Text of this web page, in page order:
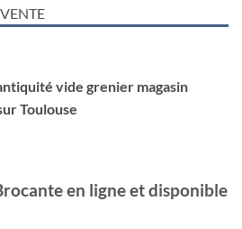
vide grenier magasin
Toulouse
en ligne et disponible